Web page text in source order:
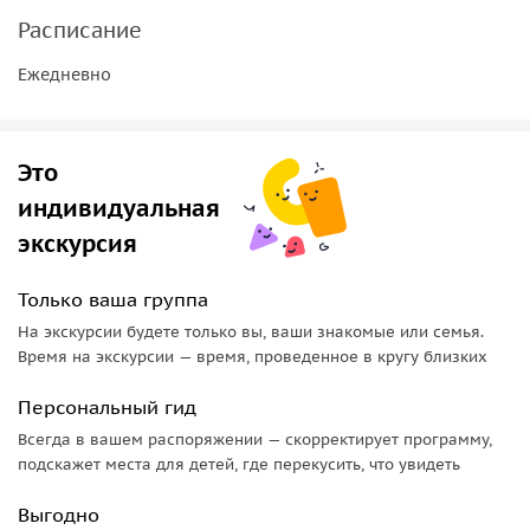
установлен памятник Испанскому детскому дому.
Проспект Ленина
башню постройки 1950-х годов. Тут же расположена
Первая в мире АЭС, функционировавшая с 1954 до 2002
года.
В завершение мы побываем на Морозовской даче. Она
располагается на территории Нижнего парка и
новоанглийском стиле, возведенную на рубеже XIX–XX
столетий.
Для бронирования экскурсии в период праздничных дат
Расписание
Ежедневно
Это
индивидуальная
экскурсия
Только ваша группа
На экскурсии будете только вы, ваши знакомые или семья.
Время на экскурсии — время, проведенное в кругу близких
Персональный гид
Всегда в вашем распоряжении — скорректирует программу,
подскажет места для детей, где перекусить, что увидеть
Выгодно